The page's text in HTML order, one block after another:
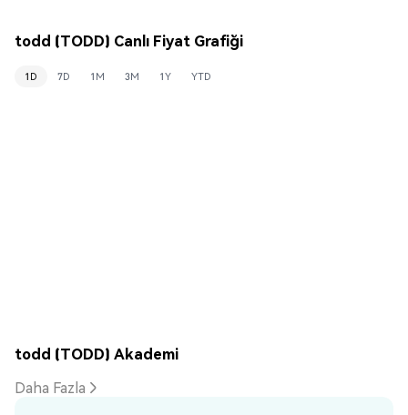
todd (TODD) Canlı Fiyat Grafiği
1D 7D 1M 3M 1Y YTD
todd (TODD) Akademi
Daha Fazla